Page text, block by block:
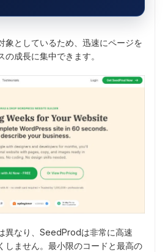
象としているため、迅速にページを
成長に集中できます。
異なり、SeedProdは非常に高速
しません。最小限のコードと最高の